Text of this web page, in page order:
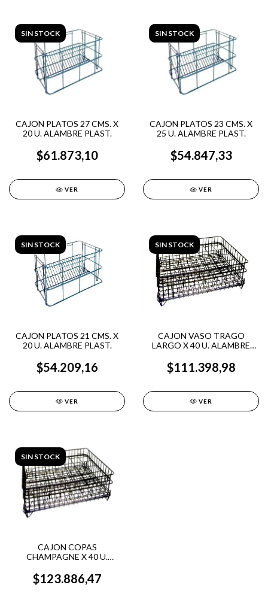
SIN STOCK
CAJON PLATOS 27 CMS. X
20 U. ALAMBRE PLAST.
$61.873,10
VER
SIN STOCK
CAJON PLATOS 23 CMS. X
25 U. ALAMBRE PLAST.
$54.847,33
VER
SIN STOCK
CAJON PLATOS 21 CMS. X
20 U. ALAMBRE PLAST.
$54.209,16
VER
SIN STOCK
CAJON VASO TRAGO
LARGO X 40 U. ALAMBRE
$111.398,98
VER
SIN STOCK
CAJON COPAS
CHAMPAGNE X 40 U.
$123.886,47